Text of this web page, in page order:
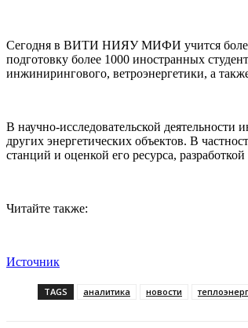
Сегодня в ВИТИ НИЯУ МИФИ учится более
подготовку более 1000 иностранных
инжинирингового, ветроэнергетики, а
В научно-исследовательской деятельности
других энергетических объектов. В
станций и оценкой его ресурса,
Читайте также:
Источник
TAGS аналитика новости